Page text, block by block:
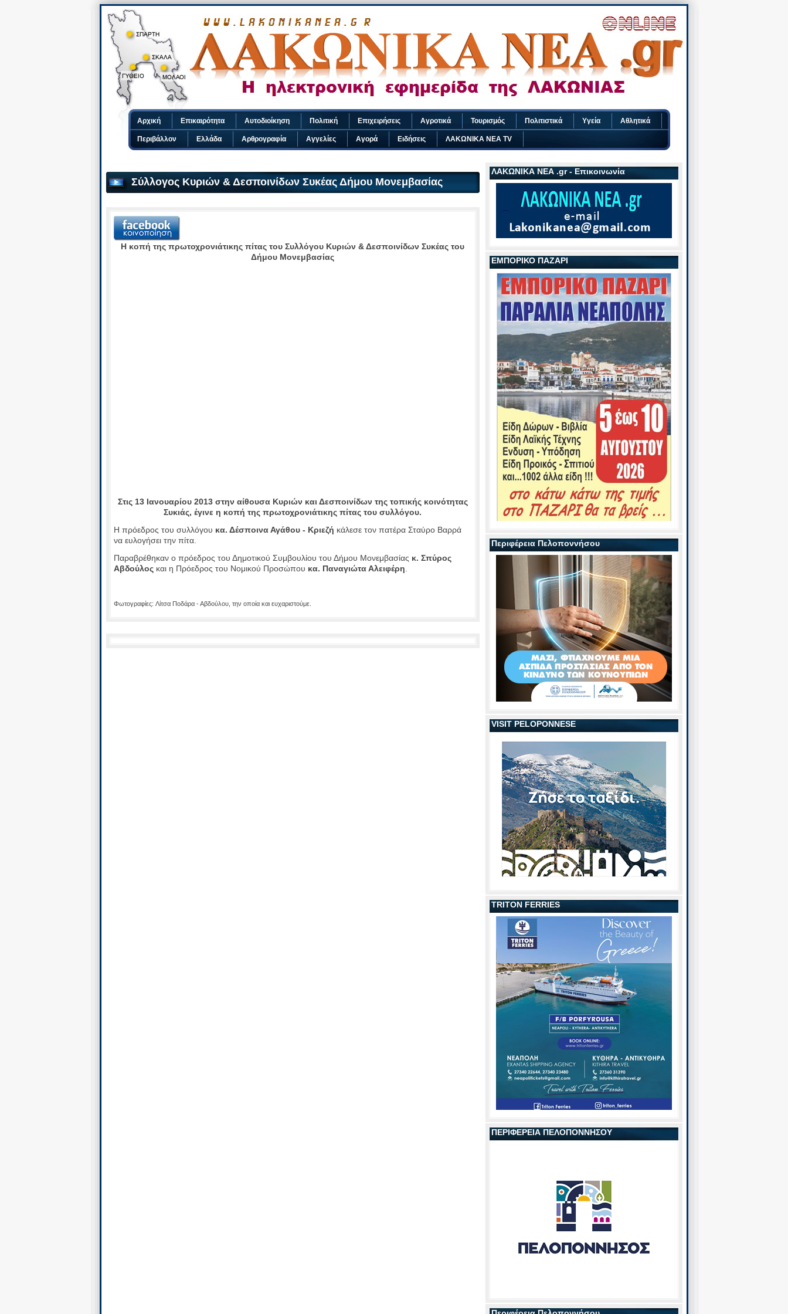
ΛΑΚΩΝΙΚΑ ΝΕΑ .gr - Επικοινωνία
ΕΜΠΟΡΙΚΟ ΠΑΖΑΡΙ
Περιφέρεια Πελοποννήσου
VISIT PELOPONNESE
TRITON FERRIES
ΠΕΡΙΦΕΡΕΙΑ ΠΕΛΟΠΟΝΝΗΣΟΥ
Σύλλογος Κυριών & Δεσποινίδων Συκέας Δήμου Μονεμβασίας
Η κοπή της πρωτοχρονιάτικης πίτας του Συλλόγου Κυριών & Δεσποινίδων Συκέας του
Δήμου Μονεμβασίας
Στις 13 Ιανουαρίου 2013 στην αίθουσα Κυριών και Δεσποινίδων της τοπικής κοινότητας
Συκιάς, έγινε η κοπή της πρωτοχρονιάτικης πίτας του συλλόγου.
Η πρόεδρος του συλλόγου κα. Δέσποινα Αγάθου - Κριεζή κάλεσε τον πατέρα Σταύρο Βαρρά
να ευλογήσει την πίτα.
Παραβρέθηκαν ο πρόεδρος του Δημοτικού Συμβουλίου του Δήμου Μονεμβασίας κ. Σπύρος
Αβδούλος και η Πρόεδρος του Νομικού Προσώπου κα. Παναγιώτα Αλειφέρη
Φωτογραφίες: Λίτσα Ποδάρα - Αβδούλου, την οποία και ευχαριστούμε.
Αρχική Επικαιρότητα Αυτοδιοίκηση Πολιτική Επιχειρήσεις Αγροτικά Τουρισμός Πολιτιστικά Υγεία Αθλητικά
Περιβάλλον Ελλάδα Αρθρογραφία Αγγελίες Αγορά Ειδήσεις ΛΑΚΩΝΙΚΑ ΝΕΑ TV